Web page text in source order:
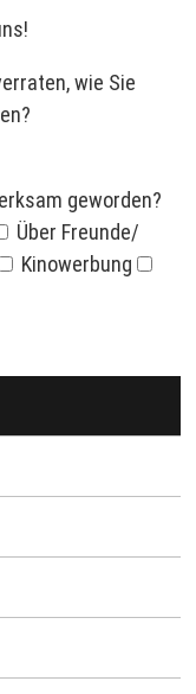
wie Sie
geworden?
Über Freunde/
Kinowerbung